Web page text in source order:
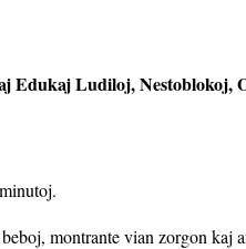
Edukaj Ludiloj, Nestoblokoj,
montrante vian zorgon kaj